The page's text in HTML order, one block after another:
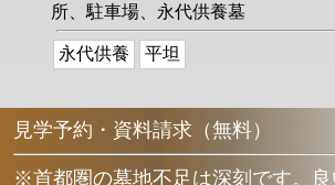
所、駐車場、永代供養墓
永代供養 平坦
見学予約・資料請求（無料）
※首都圏の墓地不足は深刻です。